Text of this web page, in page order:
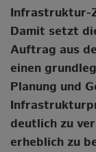
Infrastruktur-
Damit setzt
Auftrag aus
einen
Planung und
deutlich zu
erheblich zu